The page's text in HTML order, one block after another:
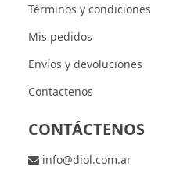
Términos y condiciones
Mis pedidos
Envíos y devoluciones
Contactenos
CONTÁCTENOS
info@diol.com.ar